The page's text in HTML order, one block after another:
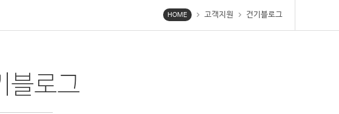
HOME chevron_right 고객지원 chevron_right 건기블로그
블로그